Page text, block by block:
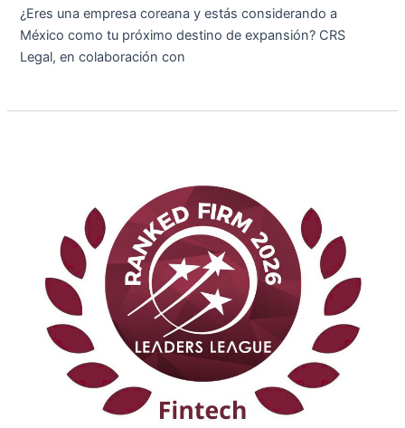
¿Eres una empresa coreana y estás considerando a
México como tu próximo destino de expansión? CRS
Legal, en colaboración con